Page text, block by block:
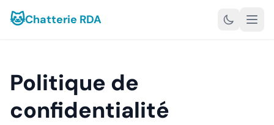
🐱Chatterie RDA
Politique de
confidentialité